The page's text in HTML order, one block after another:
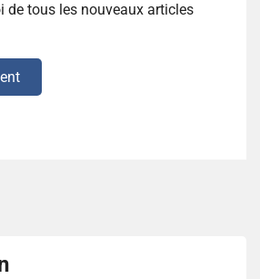
de tous les nouveaux articles